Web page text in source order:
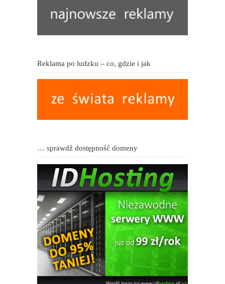
Reklama po ludzku – co, gdzie i jak
… sprawdź dostępność domeny